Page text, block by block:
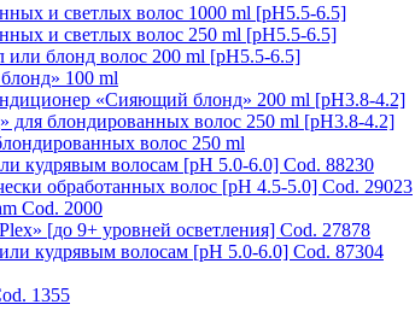
и светлых волос 1000 ml [рH5.5-6.5]
и светлых волос 250 ml [рH5.5-6.5]
блонд волос 200 ml [рH5.5-6.5]
100 ml
«Сияющий блонд» 200 ml [pH3.8-4.2]
блондированных волос 250 ml [pH3.8-4.2]
волос 250 ml
кудрявым волосам [pH 5.0-6.0] Cod. 88230
обработанных волос [pH 4.5-5.0] Cod. 29023
Cod. 2000
[до 9+ уровней осветления] Cod. 27878
кудрявым волосам [pH 5.0-6.0] Cod. 87304
1355